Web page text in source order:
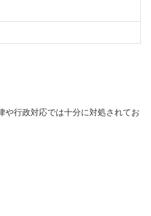
行政対応では十分に対処されてお